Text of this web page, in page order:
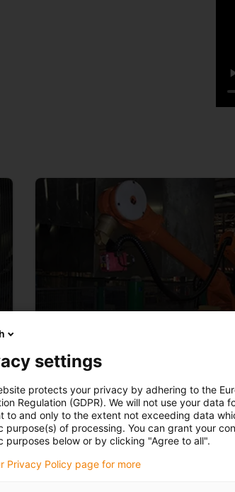
settings
protects your privacy by adhering to the
Regulation (GDPR). We will not use your data
to and only to the extent not exceeding data
purpose(s) of processing. You can grant your
purposes below or by clicking "Agree to all".
Privacy Policy page for more